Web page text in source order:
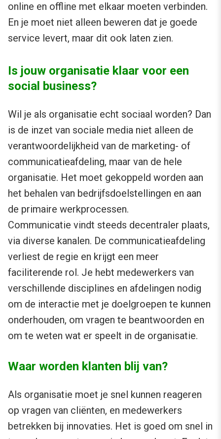
online en offline met elkaar moeten verbinden.
En je moet niet alleen beweren dat je goede
service levert, maar dit ook laten zien.
Is jouw organisatie klaar voor een
social business?
Wil je als organisatie echt sociaal worden? Dan
is de inzet van sociale media niet alleen de
verantwoordelijkheid van de marketing- of
communicatieafdeling, maar van de hele
organisatie. Het moet gekoppeld worden aan
het behalen van bedrijfsdoelstellingen en aan
de primaire werkprocessen.
Communicatie vindt steeds decentraler plaats,
via diverse kanalen. De communicatieafdeling
verliest de regie en krijgt een meer
faciliterende rol. Je hebt medewerkers van
verschillende disciplines en afdelingen nodig
om de interactie met je doelgroepen te kunnen
onderhouden, om vragen te beantwoorden en
om te weten wat er speelt in de organisatie.
Waar worden klanten blij van?
Als organisatie moet je snel kunnen reageren
op vragen van cliënten, en medewerkers
betrekken bij innovaties. Het is goed om snel in